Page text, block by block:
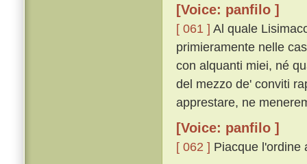
[Voice: panfilo ]
[ 061 ] Al quale
primieramente nelle
con alquanti miei, né
del mezzo de' conviti
apprestare, ne
[Voice: panfilo ]
[ 062 ] Piacque l'ordine